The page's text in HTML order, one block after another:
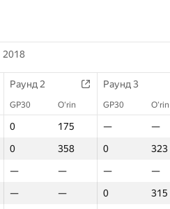
2018
Раунд 2 Раунд 3
GP30 O‘rin GP30 O‘rin
0 175 — —
0 358 0 323
— — — —
— — 0 315